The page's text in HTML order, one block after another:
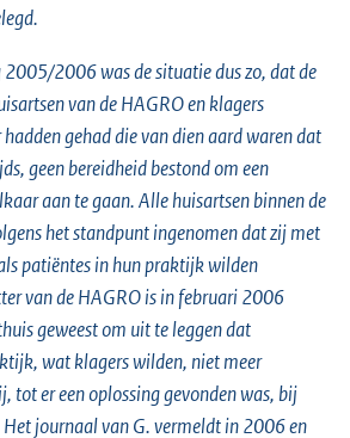
2006 was de situatie dus zo, dat de
van de HAGRO en klagers
gehad die van dien aard waren dat
geen bereidheid bestond om een
aan te gaan. Alle huisartsen binnen de
het standpunt ingenomen dat zij met
patiëntes in hun praktijk wilden
van de HAGRO is in februari 2006
geweest om uit te leggen dat
wat klagers wilden, niet meer
tot er een oplossing gevonden was, bij
journaal van G. vermeldt in 2006 en